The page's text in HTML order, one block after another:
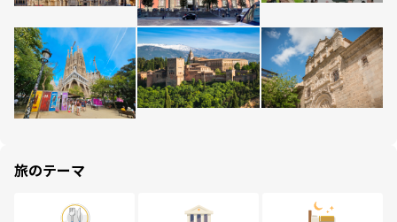
旅のテーマ